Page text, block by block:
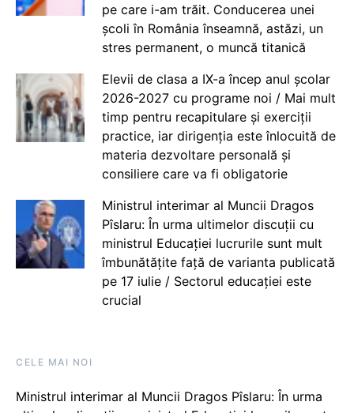
pe care i-am trăit. Conducerea unei
școli în România înseamnă, astăzi, un
stres permanent, o muncă titanică
Elevii de clasa a IX-a încep anul școlar
2026-2027 cu programe noi / Mai mult
timp pentru recapitulare și exerciții
practice, iar dirigenția este înlocuită de
materia dezvoltare personală și
consiliere care va fi obligatorie
Ministrul interimar al Muncii Dragos
Pîslaru: În urma ultimelor discuții cu
ministrul Educației lucrurile sunt mult
îmbunătățite față de varianta publicată
pe 17 iulie / Sectorul educației este
crucial
CELE MAI NOI
Ministrul interimar al Muncii Dragos Pîslaru: În urma